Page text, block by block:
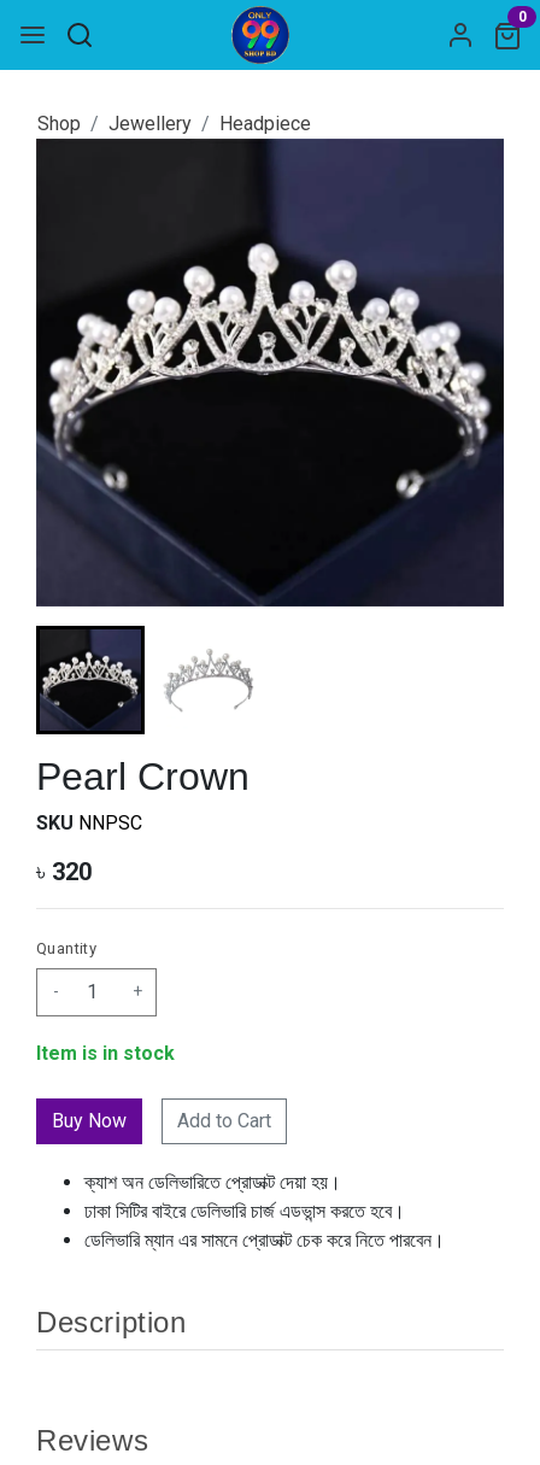
0
Shop Jewellery Headpiece
Pearl Crown
SKU NNPSC
৳ 320
Quantity
- +
Item is in stock
Add to Cart
ক্যাশ অন ডেলিভারিতে প্রোডাক্ট দেয়া হয়।
ঢাকা সিটির বাইরে ডেলিভারি চার্জ এডভান্স করতে হবে।
ডেলিভারি ম্যান এর সামনে প্রোডাক্ট চেক করে নিতে পারবেন।
Description
Reviews